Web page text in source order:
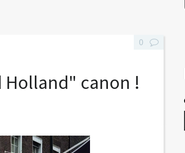
Holland" canon !
0